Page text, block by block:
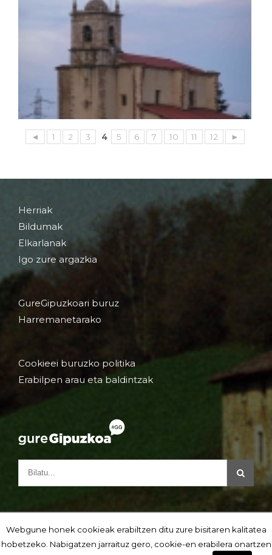
◄ 1 2 3 4 5 6 7 10 11 12 ►
Herriak
Bildumak
Elkarlanak
Igo zure argazkia
GureGipuzkoari buruz
Harremanetarako
Cookieei buruzko politika
Erabilpen arau eta baldintzak
Webgune honek cookieak erabiltzen ditu zure bisitaren kalitatea
hobetzeko. Nabigatzen jarraituz gero, cookie-en erabilera onartzen